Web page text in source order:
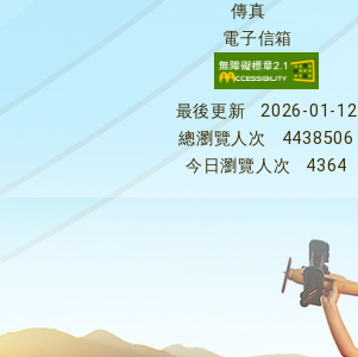
傳真
電子信箱
最後更新
2026-01-12
總瀏覽人次
4438506
今日瀏覽人次
4364